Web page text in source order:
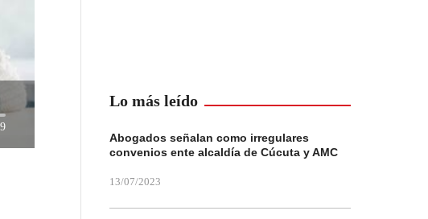
Lo más leído
Abogados señalan como irregulares
convenios ente alcaldía de Cúcuta y AMC
13/07/2023